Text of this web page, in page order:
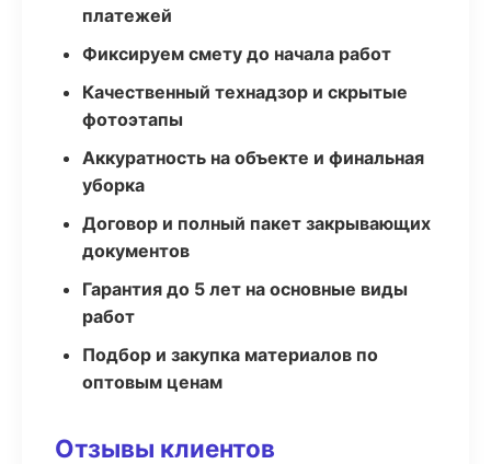
платежей
Фиксируем смету до начала работ
Качественный технадзор и скрытые
фотоэтапы
Аккуратность на объекте и финальная
уборка
Договор и полный пакет закрывающих
документов
Гарантия до 5 лет на основные виды
работ
Подбор и закупка материалов по
оптовым ценам
Отзывы клиентов